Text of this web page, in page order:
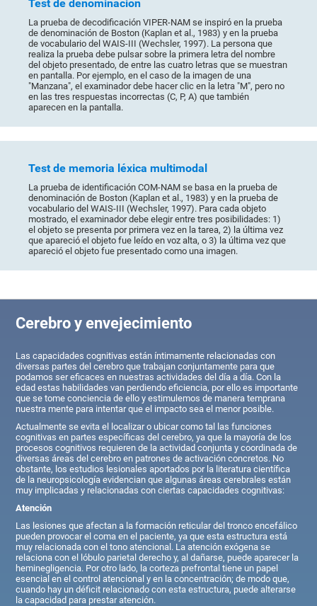
Test de denominación
La prueba de decodificación VIPER-NAM se inspiró en la prueba
de denominación de Boston (Kaplan et al., 1983) y en la prueba
de vocabulario del WAIS-III (Wechsler, 1997). La persona que
realiza la prueba debe pulsar sobre la primera letra del nombre
del objeto presentado, de entre las cuatro letras que se muestran
en pantalla. Por ejemplo, en el caso de la imagen de una
"Manzana", el examinador debe hacer clic en la letra "M", pero no
en las tres respuestas incorrectas (C, P, A) que también
aparecen en la pantalla.
Test de memoria léxica multimodal
La prueba de identificación COM-NAM se basa en la prueba de
denominación de Boston (Kaplan et al., 1983) y en la prueba de
vocabulario del WAIS-III (Wechsler, 1997). Para cada objeto
mostrado, el examinador debe elegir entre tres posibilidades: 1)
el objeto se presenta por primera vez en la tarea, 2) la última vez
que apareció el objeto fue leído en voz alta, o 3) la última vez que
apareció el objeto fue presentado como una imagen.
Cerebro y envejecimiento
Las capacidades cognitivas están íntimamente relacionadas con
diversas partes del cerebro que trabajan conjuntamente para que
podamos ser eficaces en nuestras actividades del día a día. Con la
edad estas habilidades van perdiendo eficiencia, por ello es importante
que se tome conciencia de ello y estimulemos de manera temprana
nuestra mente para intentar que el impacto sea el menor posible.
Actualmente se evita el localizar o ubicar como tal las funciones
cognitivas en partes específicas del cerebro, ya que la mayoría de los
procesos cognitivos requieren de la actividad conjunta y coordinada de
diversas áreas del cerebro en patrones de activación concretos. No
obstante, los estudios lesionales aportados por la literatura científica
de la neuropsicología evidencian que algunas áreas cerebrales están
muy implicadas y relacionadas con ciertas capacidades cognitivas:
Atención
Las lesiones que afectan a la formación reticular del tronco encefálico
pueden provocar el coma en el paciente, ya que esta estructura está
muy relacionada con el tono atencional. La atención exógena se
relaciona con el lóbulo parietal derecho y, al dañarse, puede aparecer la
heminegligencia. Por otro lado, la corteza prefrontal tiene un papel
esencial en el control atencional y en la concentración; de modo que,
cuando hay un déficit relacionado con esta estructura, puede alterarse
la capacidad para prestar atención.